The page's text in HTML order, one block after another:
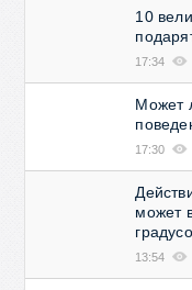
10
17:34
Может
17:30
может
13:54